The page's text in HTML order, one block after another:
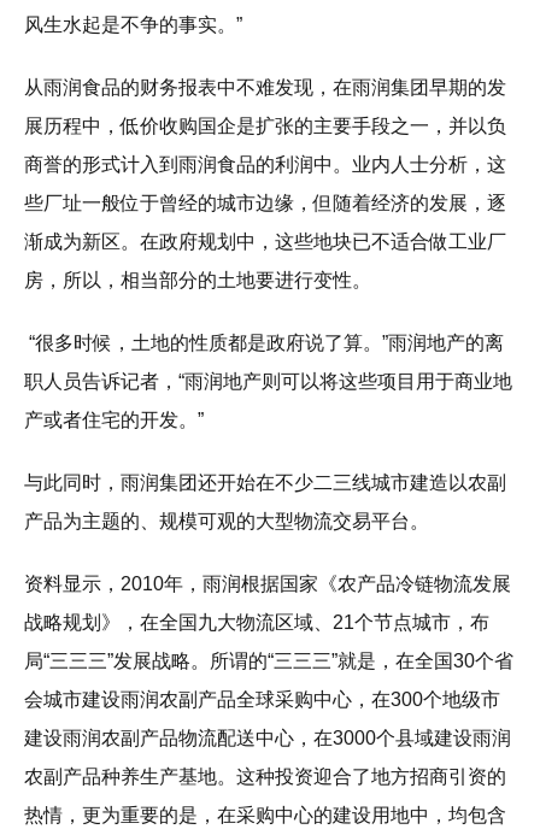
风生水起是不争的事实。”
从雨润食品的财务报表中不难发现，在雨润集团早期的发
展历程中，低价收购国企是扩张的主要手段之一，并以负
商誉的形式计入到雨润食品的利润中。业内人士分析，这
些厂址一般位于曾经的城市边缘，但随着经济的发展，逐
渐成为新区。在政府规划中，这些地块已不适合做工业厂
房，所以，相当部分的土地要进行变性。
“很多时候，土地的性质都是政府说了算。”雨润地产的离
职人员告诉记者，“雨润地产则可以将这些项目用于商业地
产或者住宅的开发。”
与此同时，雨润集团还开始在不少二三线城市建造以农副
产品为主题的、规模可观的大型物流交易平台。
资料显示，2010年，雨润根据国家《农产品冷链物流发展
战略规划》，在全国九大物流区域、21个节点城市，布
局“三三三”发展战略。所谓的“三三三”就是，在全国30个省
会城市建设雨润农副产品全球采购中心，在300个地级市
建设雨润农副产品物流配送中心，在3000个县域建设雨润
农副产品种养生产基地。这种投资迎合了地方招商引资的
热情，更为重要的是，在采购中心的建设用地中，均包含